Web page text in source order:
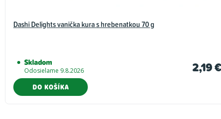
Dashi Delights vanička kura s hrebenatkou 70 g
Skladom
Odosielame 9.8.2026 2,19
DO KOŠÍKA